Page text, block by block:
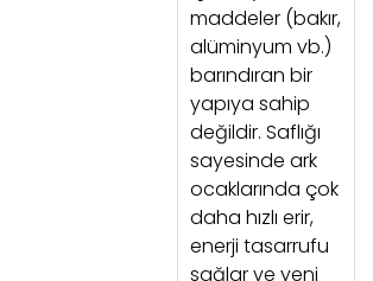
maddeler (bakır,
alüminyum vb.)
barındıran bir
yapıya sahip
değildir. Saflığı
sayesinde ark
ocaklarında çok
daha hızlı erir,
enerji tasarrufu
sağlar ve yeni